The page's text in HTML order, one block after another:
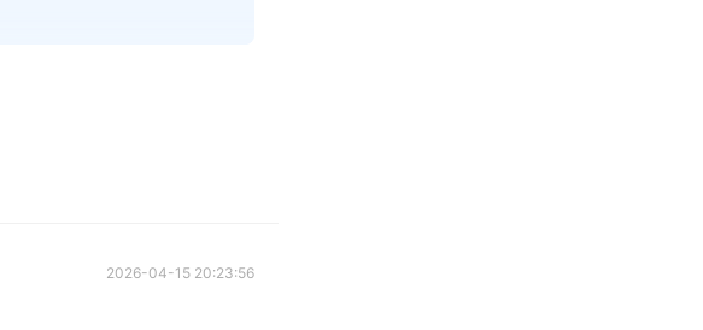
いのならば、再婚なんて絶対しな
ん。誤解を解くために「脱
があると思います。
体調に合わせて飲み物を選
2026-04-15 20:23:56